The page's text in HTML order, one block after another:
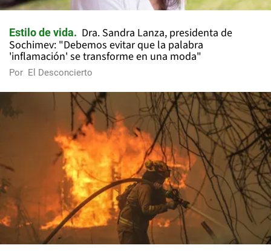
Estilo de vida
Dra. Sandra Lanza, presidenta de
Sochimev: "Debemos evitar que la palabra
'inflamación' se transforme en una moda"
Por El Desconcierto